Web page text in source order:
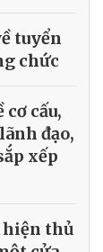
tuyển
chức
cơ cấu,
đạo,
xếp
hiện thủ